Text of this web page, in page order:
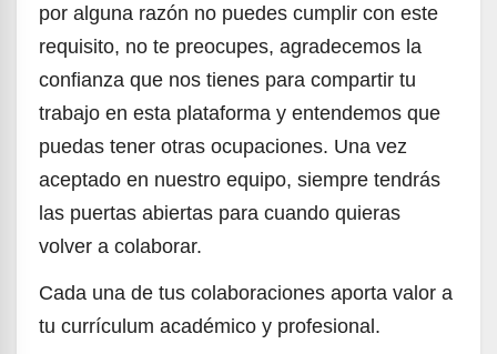
por alguna razón no puedes cumplir con este
requisito, no te preocupes, agradecemos la
confianza que nos tienes para compartir tu
trabajo en esta plataforma y entendemos que
puedas tener otras ocupaciones. Una vez
aceptado en nuestro equipo, siempre tendrás
las puertas abiertas para cuando quieras
volver a colaborar.
Cada una de tus colaboraciones aporta valor a
tu currículum académico y profesional.